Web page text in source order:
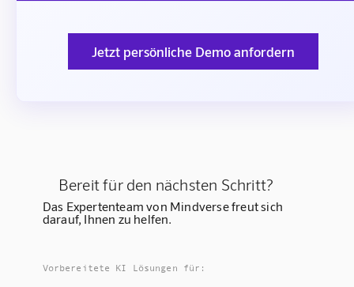
Jetzt persönliche Demo anfordern
Bereit für den nächsten Schritt?
Das Expertenteam von Mindverse freut sich
darauf, Ihnen zu helfen.
Vorbereitete KI Lösungen für: